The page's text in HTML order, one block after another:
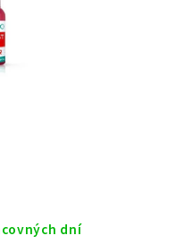
dní